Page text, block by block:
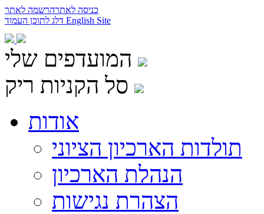
כניסה לאתרהרשמה לאתר
English Site
המועדפים שלי
סל הקניות ריק
אודות
תולדות הארכיון הציוני
הנהלת הארכיון
הצהרת נגישות